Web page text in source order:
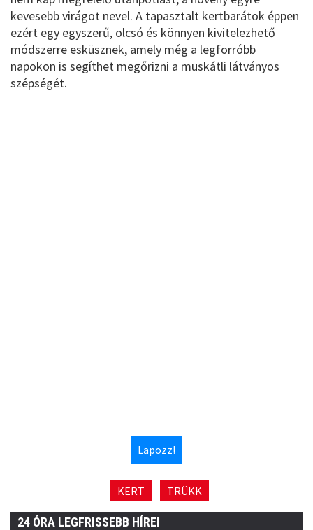
kevesebb virágot nevel. A tapasztalt kertbarátok éppen
ezért egy egyszerű, olcsó és könnyen kivitelezhető
módszerre esküsznek, amely még a legforróbb
napokon is segíthet megőrizni a muskátli látványos
szépségét.
Lapozz!
KERT TRÜKK
24 ÓRA LEGFRISSEBB HÍREI